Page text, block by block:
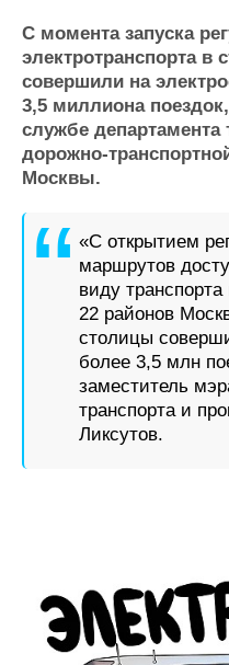
Компании
Репутация
Работа
Крюинг
Журнал
Реклама
Конференции
Выставки и семинары
Личности
Словарь
С момента запуска
электротранспорта в
совершили на
3,5 миллиона
службе департамента
дорожно-
Москвы.
«С открытием
маршрутов
виду
22 районов
столицы
более 3,5 млн
заместитель
транспорта и
Ликсутов.